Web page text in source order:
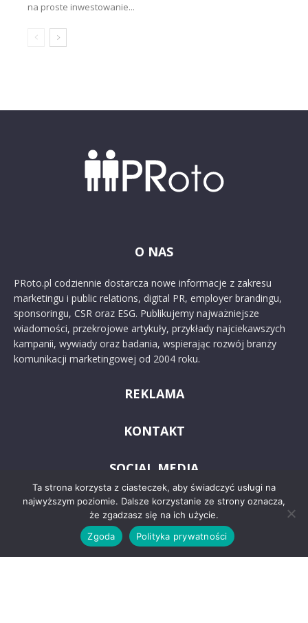
na proste inwestowanie...
O NAS
PRoto.pl codziennie dostarcza nowe informacje z zakresu
marketingu i public relations, digital PR, employer brandingu,
sponsoringu, CSR oraz ESG. Publikujemy najważniejsze
wiadomości, przekrojowe artykuły, przykłady najciekawszych
kampanii, wywiady oraz badania, wspierając rozwój branży
komunikacji marketingowej od 2004 roku.
REKLAMA
KONTAKT
SOCIAL MEDIA
Ta strona korzysta z ciasteczek, aby świadczyć usługi na
najwyższym poziomie. Dalsze korzystanie ze strony oznacza,
że zgadzasz się na ich użycie.
Zgoda
Polityka prywatności